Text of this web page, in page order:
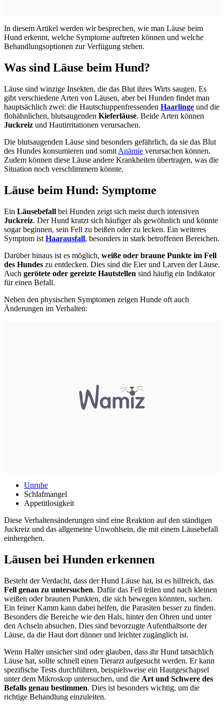
In diesem Artikel werden wir besprechen, wie man Läuse beim
Hund erkennt, welche Symptome auftreten können und welche
Behandlungsoptionen zur Verfügung stehen.
Was sind Läuse beim Hund?
Läuse sind winzige Insekten, die das Blut ihres Wirts saugen. Es
gibt verschiedene Arten von Läusen, aber bei Hunden findet man
hauptsächlich zwei: die Hautschuppenfressenden Haarlinge und die
flohähnlichen, blutsaugenden Kieferläuse. Beide Arten können
Juckreiz und Hautirritationen verursachen.
Die blutsaugenden Läuse sind besonders gefährlich, da sie das Blut
des Hundes konsumieren und somit Anämie verursachen können.
Zudem können diese Läuse andere Krankheiten übertragen, was die
Situation noch verschlimmern könnte.
Läuse beim Hund: Symptome
Ein Läusebefall bei Hunden zeigt sich meist durch intensiven
Juckreiz. Der Hund kratzt sich häufiger als gewöhnlich und könnte
sogar beginnen, sein Fell zu beißen oder zu lecken. Ein weiteres
Symptom ist Haarausfall, besonders in stark betroffenen Bereichen.
Darüber hinaus ist es möglich, weiße oder braune Punkte im Fell
des Hundes zu entdecken. Dies sind die Eier und Larven der Läuse.
Auch gerötete oder gereizte Hautstellen sind häufig ein Indikator
für einen Befall.
Neben den physischen Symptomen zeigen Hunde oft auch
Änderungen im Verhalten:
Unruhe
Schlafmangel
Appetitlosigkeit
Diese Verhaltensänderungen sind eine Reaktion auf den ständigen
Juckreiz und das allgemeine Unwohlsein, die mit einem Läusebefall
einhergehen.
Läusen bei Hunden erkennen
Besteht der Verdacht, dass der Hund Läuse hat, ist es hilfreich, das
Fell genau zu untersuchen. Dafür das Fell teilen und nach kleinen
weißen oder braunen Punkten, die sich bewegen könnten, suchen.
Ein feiner Kamm kann dabei helfen, die Parasiten besser zu finden.
Besonders die Bereiche wie den Hals, hinter den Ohren und unter
den Achseln absuchen. Dies sind bevorzugte Aufenthaltsorte der
Läuse, da die Haut dort dünner und leichter zugänglich ist.
Wenn Halter unsicher sind oder glauben, dass ihr Hund tatsächlich
Läuse hat, sollte schnell einen Tierarzt aufgesucht werden. Er kann
spezifische Tests durchführen, beispielsweise ein Hautgeschapsel
unter dem Mikroskop untersuchen, und die Art und Schwere des
Befalls genau bestimmen. Dies ist besonders wichtig, um die
richtige Behandlung einzuleiten.